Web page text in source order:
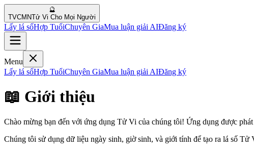
🔮
TVCMNTử Vi Cho Mọi Người
Lấy lá sốHợp TuổiChuyên GiaMua luận giải AIĐăng ký
Menu
Lấy lá sốHợp TuổiChuyên GiaMua luận giải AIĐăng ký
📖 Giới thiệu
Chào mừng bạn đến với ứng dụng Tử Vi của chúng tôi! Ứng dụng được
Chúng tôi sử dụng dữ liệu ngày sinh, giờ sinh, và giới tính để tạo ra lá số